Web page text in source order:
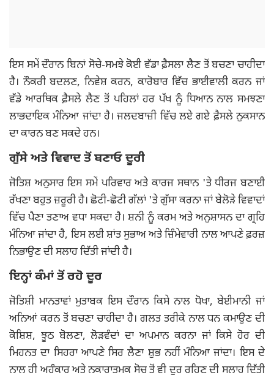
ਇਸ ਸਮੇਂ ਦੌਰਾਨ ਬਿਨਾਂ ਸੋਚੇ-ਸਮਝੇ ਕੋਈ ਵੱਡਾ ਫ਼ੈਸਲਾ ਲੈਣ ਤੋਂ ਬਚਣਾ ਚਾਹੀਦਾ
ਹੈ। ਨੌਕਰੀ ਬਦਲਣ, ਨਿਵੇਸ਼ ਕਰਨ, ਕਾਰੋਬਾਰ ਵਿੱਚ ਭਾਈਵਾਲੀ ਕਰਨ ਜਾਂ
ਵੱਡੇ ਆਰਥਿਕ ਫ਼ੈਸਲੇ ਲੈਣ ਤੋਂ ਪਹਿਲਾਂ ਹਰ ਪੱਖ ਨੂੰ ਧਿਆਨ ਨਾਲ ਸਮਝਣਾ
ਲਾਭਦਾਇਕ ਮੰਨਿਆ ਜਾਂਦਾ ਹੈ। ਜਲਦਬਾਜ਼ੀ ਵਿੱਚ ਲਏ ਗਏ ਫ਼ੈਸਲੇ ਨੁਕਸਾਨ
ਦਾ ਕਾਰਨ ਬਣ ਸਕਦੇ ਹਨ।
ਗੁੱਸੇ ਅਤੇ ਵਿਵਾਦ ਤੋਂ ਬਣਾਓ ਦੂਰੀ
ਜੋਤਿਸ਼ ਅਨੁਸਾਰ ਇਸ ਸਮੇਂ ਪਰਿਵਾਰ ਅਤੇ ਕਾਰਜ ਸਥਾਨ 'ਤੇ ਧੀਰਜ ਬਣਾਈ
ਰੱਖਣਾ ਬਹੁਤ ਜ਼ਰੂਰੀ ਹੈ। ਛੋਟੀ-ਛੋਟੀ ਗੱਲਾਂ 'ਤੇ ਗੁੱਸਾ ਕਰਨਾ ਜਾਂ ਬੇਲੋੜੇ ਵਿਵਾਦਾਂ
ਵਿੱਚ ਪੈਣਾ ਤਣਾਅ ਵਧਾ ਸਕਦਾ ਹੈ। ਸ਼ਨੀ ਨੂੰ ਕਰਮ ਅਤੇ ਅਨੁਸ਼ਾਸਨ ਦਾ ਗ੍ਰਹਿ
ਮੰਨਿਆ ਜਾਂਦਾ ਹੈ, ਇਸ ਲਈ ਸ਼ਾਂਤ ਸੁਭਾਅ ਅਤੇ ਜ਼ਿੰਮੇਵਾਰੀ ਨਾਲ ਆਪਣੇ ਫ਼ਰਜ਼
ਨਿਭਾਉਣ ਦੀ ਸਲਾਹ ਦਿੱਤੀ ਜਾਂਦੀ ਹੈ।
ਇਨ੍ਹਾਂ ਕੰਮਾਂ ਤੋਂ ਰਹੋ ਦੂਰ
ਜੋਤਿਸ਼ੀ ਮਾਨਤਾਵਾਂ ਮੁਤਾਬਕ ਇਸ ਦੌਰਾਨ ਕਿਸੇ ਨਾਲ ਧੋਖਾ, ਬੇਈਮਾਨੀ ਜਾਂ
ਅਨਿਆਂ ਕਰਨ ਤੋਂ ਬਚਣਾ ਚਾਹੀਦਾ ਹੈ। ਗਲਤ ਤਰੀਕੇ ਨਾਲ ਧਨ ਕਮਾਉਣ ਦੀ
ਕੋਸ਼ਿਸ਼, ਝੂਠ ਬੋਲਣਾ, ਲੋੜਵੰਦਾਂ ਦਾ ਅਪਮਾਨ ਕਰਨਾ ਜਾਂ ਕਿਸੇ ਹੋਰ ਦੀ
ਮਿਹਨਤ ਦਾ ਸਿਹਰਾ ਆਪਣੇ ਸਿਰ ਲੈਣਾ ਸ਼ੁਭ ਨਹੀਂ ਮੰਨਿਆ ਜਾਂਦਾ। ਇਸ ਦੇ
ਨਾਲ ਹੀ ਅਹੰਕਾਰ ਅਤੇ ਨਕਾਰਾਤਮਕ ਸੋਚ ਤੋਂ ਵੀ ਦੂਰ ਰਹਿਣ ਦੀ ਸਲਾਹ ਦਿੱਤੀ